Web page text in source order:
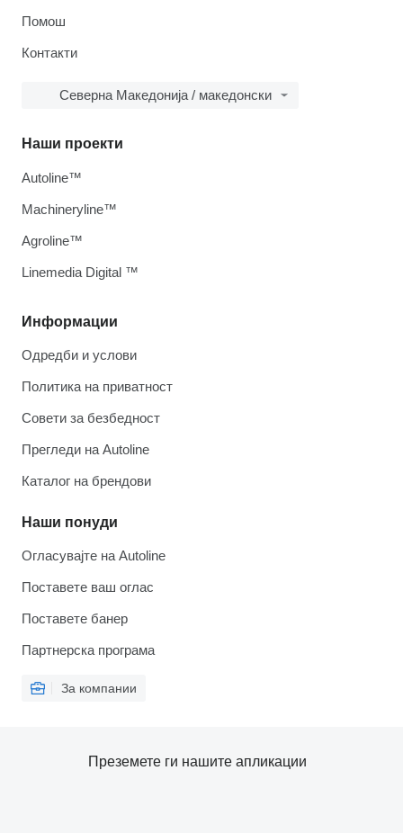
Помош
Контакти
Северна Македонија / македонски
Информации
Одредби и услови
Политика на приватност
Совети за безбедност
Прегледи на Autoline
Каталог на брендови
Наши понуди
Огласувајте на Autoline
Поставете ваш оглас
Поставете банер
Партнерска програма
За компании
Наши проекти
Autoline™
Machineryline™
Agroline™
Linemedia Digital ™
Преземете ги нашите апликации